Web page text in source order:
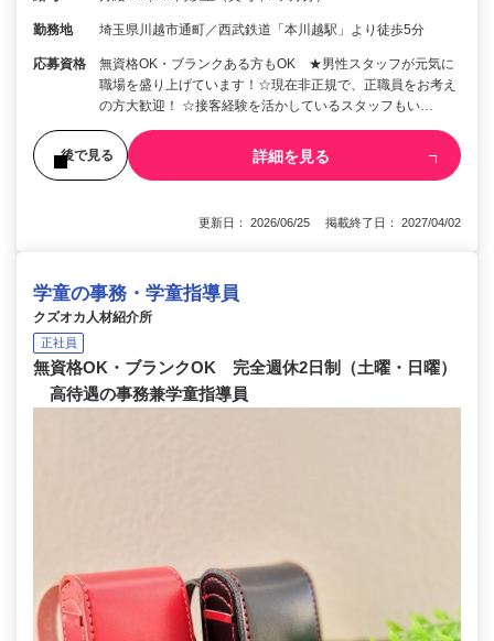
勤務地 埼玉県川越市通町／西武鉄道「本川越駅」より徒歩5分
応募資格
無資格OK・ブランクある方もOK ★男性スタッフが元気に
職場を盛り上げています！☆現在非正規で、正職員をお考え
の方大歓迎！ ☆接客経験を活かしているスタッフもい…
後で見る 詳細を見る
更新日： 2026/06/25 掲載終了日： 2027/04/02
学童の事務・学童指導員
クズオカ人材紹介所
正社員
無資格OK・ブランクOK 完全週休2日制（土曜・日曜）
高待遇の事務兼学童指導員